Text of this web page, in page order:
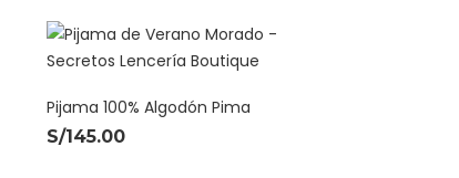
Pijama 100% Algodón Pima
S/145.00